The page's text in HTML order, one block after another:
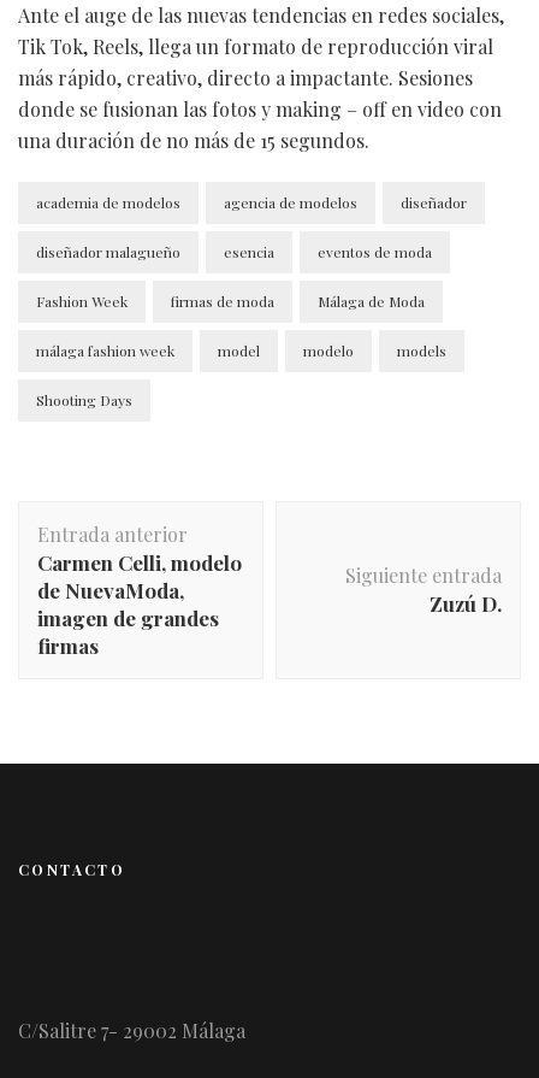
Ante el auge de las nuevas tendencias en redes sociales,
Tik Tok, Reels, llega un formato de reproducción viral
más rápido, creativo, directo a impactante. Sesiones
donde se fusionan las fotos y making – off en video con
una duración de no más de 15 segundos.
academia de modelos agencia de modelos diseñador
diseñador malagueño esencia eventos de moda
Fashion Week firmas de moda Málaga de Moda
málaga fashion week model modelo models
Shooting Days
de
entradas
Entrada anterior
Carmen Celli, modelo
de NuevaModa,
imagen de grandes
firmas
Siguiente entrada
Zuzú D.
CONTACTO
C/Salitre 7- 29002 Málaga